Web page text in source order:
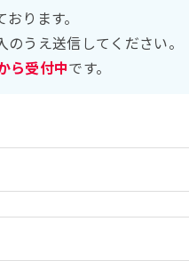
ります。
うえ送信してください。
ら受付中です。